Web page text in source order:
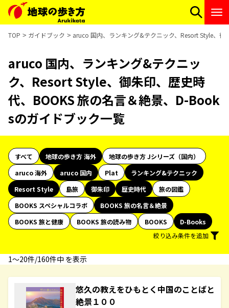
TOP ガイドブック aruco 国内、ランキング&テクニック、Resort Style、
aruco 国内、ランキング&テクニッ
ク、Resort Style、御朱印、歴史時
代、BOOKS 旅の名言＆絶景、D-Book
sのガイドブック一覧
すべて 地球の歩き方 海外
地球の歩き方 Jシリーズ（国内）
aruco 海外
aruco 国内 Plat
ランキング&テクニック
Resort Style
島旅 御朱印 歴史時代
旅の図鑑
BOOKS スペシャルコラボ
BOOKS 旅の名言＆絶景
BOOKS 旅と健康
BOOKS 旅の読み物 BOOKS
D-Books
絞り込み条件を追加
1〜20件/160件中 を表示
悠久の教えをひもとく中国のことばと
絶景１００